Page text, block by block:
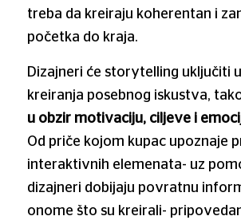
treba da kreiraju koherentan i
početka do kraja.
Dizajneri će storytelling uključiti
kreiranja posebnog iskustva,
u obzir motivaciju, ciljeve i
Od priče kojom kupac upoznaje
interaktivnih elemenata- uz
dizajneri dobijaju povratnu
onome što su kreirali-